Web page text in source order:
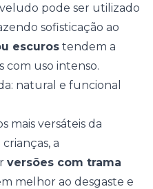
pode ser utilizado
sofisticação ao
escuros tendem a
com uso intenso.
natural e funcional
mais versáteis da
a
versões com trama
melhor ao desgaste e